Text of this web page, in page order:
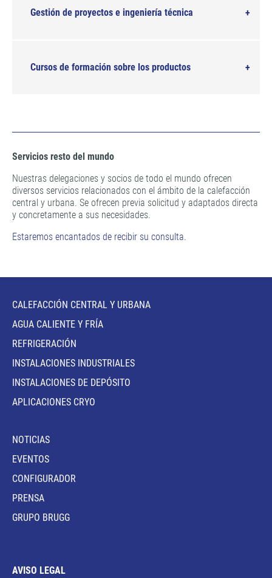
Gestión de proyectos e ingeniería técnica
Cursos de formación sobre los productos
Servicios resto del mundo
Nuestras delegaciones y socios de todo el mundo ofrecen
diversos servicios relacionados con el ámbito de la calefacción
central y urbana. Se ofrecen previa solicitud y adaptados directa
y concretamente a sus necesidades.
Estaremos encantados de recibir su consulta.
CALEFACCIÓN CENTRAL Y URBANA
AGUA CALIENTE Y FRÍA
REFRIGERACIÓN
INSTALACIONES INDUSTRIALES
INSTALACIONES DE DEPÓSITO
APLICACIONES CRYO
NOTICIAS
EVENTOS
CONFIGURADOR
PRENSA
GRUPO BRUGG
AVISO LEGAL